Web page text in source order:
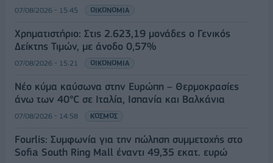
07/08/2026 - 15:45 ΟΙΚΟΝΟΜΙΑ
Χρηματιστήριο: Στις 2.623,19 μονάδες ο Γενικός
Δείκτης Τιμών, με άνοδο 0,57%
07/08/2026 - 15:21 ΟΙΚΟΝΟΜΙΑ
Νέο κύμα καύσωνα στην Ευρώπη – Θερμοκρασίες
άνω των 40°C σε Ιταλία, Ισπανία και Βαλκάνια
07/08/2026 - 14:58 ΚΟΣΜΟΣ
Fourlis: Συμφωνία για την πώληση συμμετοχής στο
Sofia South Ring Mall έναντι 49,35 εκατ. ευρώ